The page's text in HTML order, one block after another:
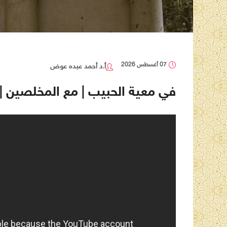
07 أغسطس 2026 أ.د أحمد عبده عوض
في معية الحبيب | مع المخلصين |